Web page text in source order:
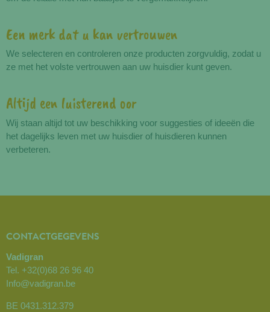
Een merk dat u kan vertrouwen
We selecteren en controleren onze producten zorgvuldig, zodat u
ze met het volste vertrouwen aan uw huisdier kunt geven.
Altijd een luisterend oor
Wij staan altijd tot uw beschikking voor suggesties of ideeën die
het dagelijks leven met uw huisdier of huisdieren kunnen
verbeteren.
CONTACTGEGEVENS
Vadigran
Tel. +32(0)68 26 96 40
Info@vadigran.be
BE 0431.312.379